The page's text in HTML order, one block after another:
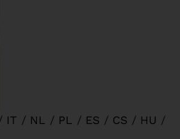
IT / NL / PL / ES / CS / HU /